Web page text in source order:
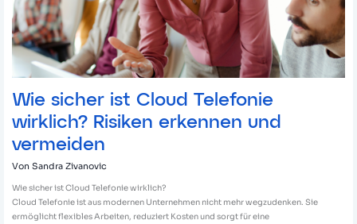
Wie sicher ist Cloud Telefonie
wirklich? Risiken erkennen und
vermeiden
VonSandra Zivanovic
Wie sicher ist Cloud Telefonie wirklich?
Cloud Telefonie ist aus modernen Unternehmen nicht mehr wegzudenken. Sie
ermöglicht flexibles Arbeiten, reduziert Kosten und sorgt für eine
und
vermeiden